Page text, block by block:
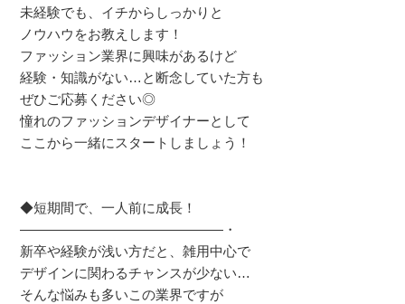
未経験でも、イチからしっかりと
ノウハウをお教えします！
ファッション業界に興味があるけど
経験・知識がない…と断念していた方も
ぜひご応募ください◎
憧れのファッションデザイナーとして
ここから一緒にスタートしましょう！
◆短期間で、一人前に成長！
―――――――――――――――・
新卒や経験が浅い方だと、雑用中心で
デザインに関わるチャンスが少ない…
そんな悩みも多いこの業界ですが